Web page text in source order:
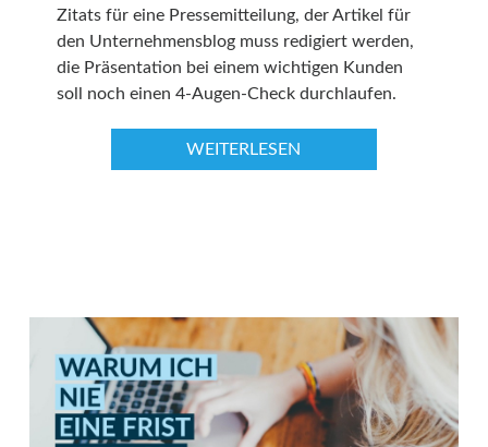
Zitats für eine Pressemitteilung, der Artikel für
den Unternehmensblog muss redigiert werden,
die Präsentation bei einem wichtigen Kunden
soll noch einen 4-Augen-Check durchlaufen.
WEITERLESEN